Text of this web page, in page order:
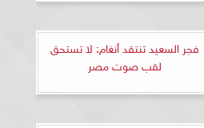
فجر السعيد تنتقد أنغام: لا تستحق
لقب صوت مصر